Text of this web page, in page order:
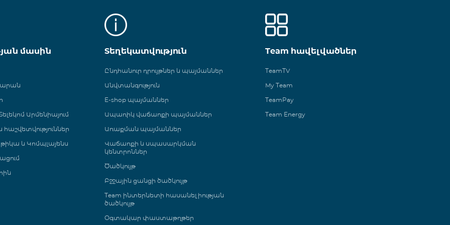
մասին
Արմենիայում
հաշվետվություններ
և Կոմպլայենս
Տեղեկատվություն
Ընդհանուր դրույթներ և պայմաններ
Անվտանգություն
E-shop պայմաններ
Ապառիկ վաճառքի պայմաններ
Առաքման պայմաններ
Վաճառքի և սպասարկման
կենտրոններ
Ծածկույթ
Բջջային ցանցի ծածկույթ
Team ինտերնետի հասանելիության
ծածկույթ
Օգտակար փաստաթղթեր
Team հավելվածներ
TeamTV
My Team
TeamPay
Team Energy